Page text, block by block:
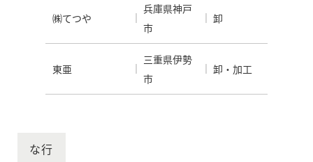
㈱てつや
兵庫県神戸
市
卸
東亜
三重県伊勢
市
卸・加工
な行